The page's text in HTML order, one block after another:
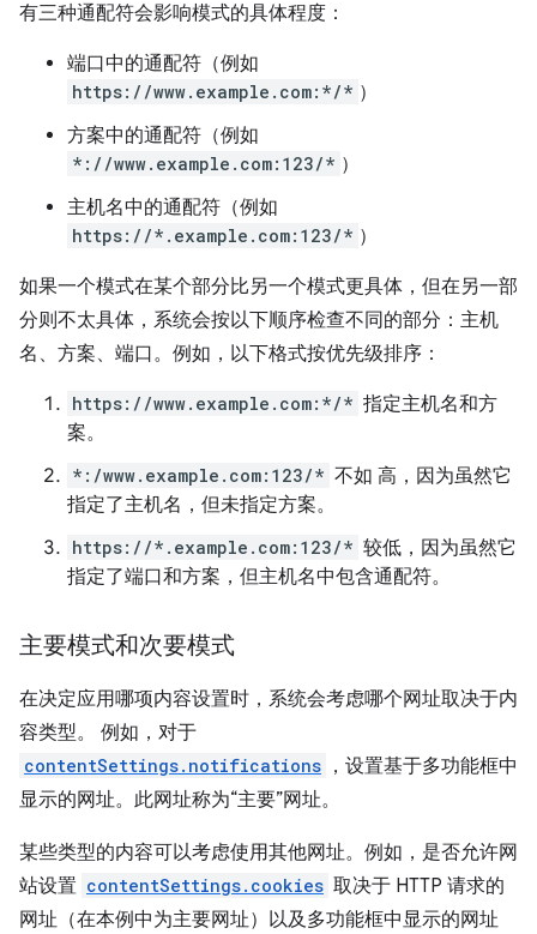
有三种通配符会影响模式的具体程度：
端口中的通配符（例如
https://www.example.com:*/* ）
方案中的通配符（例如
*://www.example.com:123/* ）
主机名中的通配符（例如
https://*.example.com:123/* ）
如果一个模式在某个部分比另一个模式更具体，但在另一部
分则不太具体，系统会按以下顺序检查不同的部分：主机
名、方案、端口。例如，以下格式按优先级排序：
https://www.example.com:*/* 指定主机名和方
案。
*:/www.example.com:123/* 不如 高，因为虽然它
指定了主机名，但未指定方案。
https://*.example.com:123/* 较低，因为虽然它
指定了端口和方案，但主机名中包含通配符。
主要模式和次要模式
在决定应用哪项内容设置时，系统会考虑哪个网址取决于内
容类型。 例如，对于
contentSettings.notifications ，设置基于多功能框中
显示的网址。此网址称为“主要”网址。
某些类型的内容可以考虑使用其他网址。例如，是否允许网
站设置 contentSettings.cookies 取决于 HTTP 请求的
网址（在本例中为主要网址）以及多功能框中显示的网址